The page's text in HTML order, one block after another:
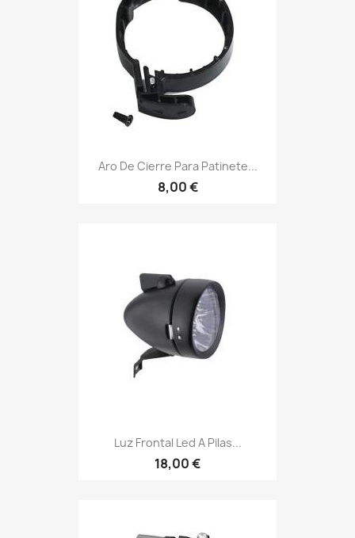
Aro De Cierre Para Patinete...
8,00 €
Luz Frontal Led A Pilas...
18,00 €